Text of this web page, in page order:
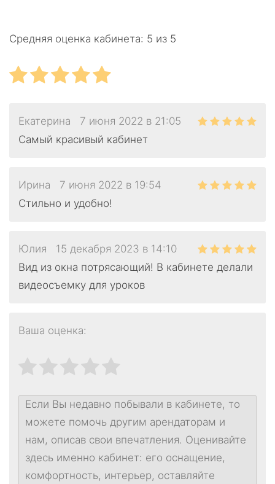
Средняя оценка кабинета: 5 из 5
Екатерина
7 июня 2022 в 21:05
Самый красивый кабинет
Ирина
7 июня 2022 в 19:54
Стильно и удобно!
Юлия
15 декабря 2023 в 14:10
Вид из окна потрясающий! В кабинете делали
видеосъемку для уроков
Ваша оценка: